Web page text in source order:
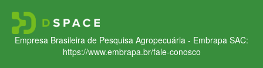
Empresa Brasileira de Pesquisa Agropecuária - Embrapa SAC:
https://www.embrapa.br/fale-conosco